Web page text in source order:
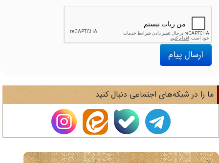
ارسال پیام
را در شبکه‌های اجتماعی دنبال کنید